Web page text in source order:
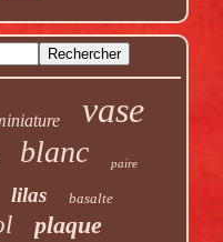
vase
blanc paire
lilas basalte
plaque